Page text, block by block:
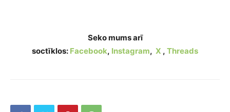
Seko mums arī
soctīklos: Facebook, Instagram, X , Threads